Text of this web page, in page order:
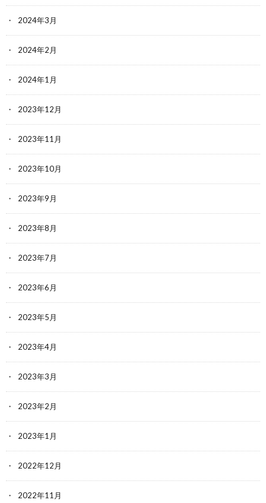
2024年3月
2024年2月
2024年1月
2023年12月
2023年11月
2023年10月
2023年9月
2023年8月
2023年7月
2023年6月
2023年5月
2023年4月
2023年3月
2023年2月
2023年1月
2022年12月
2022年11月